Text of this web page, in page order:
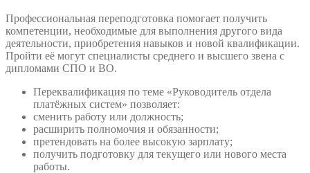
Профессиональная переподготовка помогает получить
компетенции, необходимые для выполнения другого вида
деятельности, приобретения навыков и новой квалификации.
Пройти её могут специалисты среднего и высшего звена с
дипломами СПО и ВО.
Переквалификация по теме «Руководитель отдела
платёжных систем» позволяет:
сменить работу или должность;
расширить полномочия и обязанности;
претендовать на более высокую зарплату;
получить подготовку для текущего или нового места
работы.